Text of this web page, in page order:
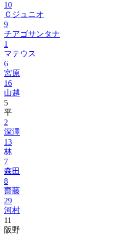
10
Ｃジュニオ
9
チアゴサンタナ
1
マテウス
6
宮原
16
山越
5
平
2
深澤
13
林
7
森田
8
齋藤
29
河村
11
阪野